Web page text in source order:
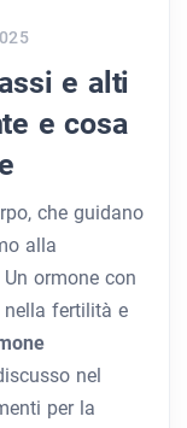
e alti
e cosa
che guidano
alla
ormone con
fertilità e
nel
per la